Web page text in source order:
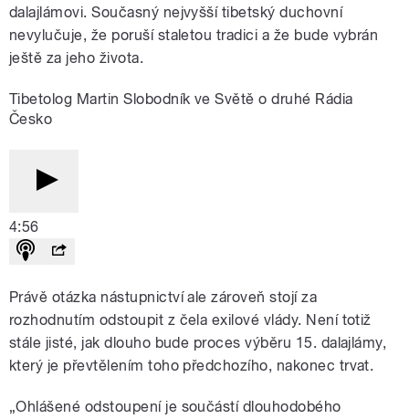
dalajlámovi. Současný nejvyšší tibetský duchovní
nevylučuje, že poruší staletou tradici a že bude vybrán
ještě za jeho života.
Tibetolog Martin Slobodník ve Světě o druhé Rádia
Česko
4:56
Právě otázka nástupnictví ale zároveň stojí za
rozhodnutím odstoupit z čela exilové vlády. Není totiž
stále jisté, jak dlouho bude proces výběru 15. dalajlámy,
který je převtělením toho předchozího, nakonec trvat.
„Ohlášené odstoupení je součástí dlouhodobého